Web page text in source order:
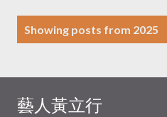
t
Showing posts from 2025
藝人黃立行